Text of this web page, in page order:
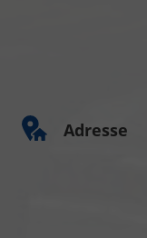
Adresse